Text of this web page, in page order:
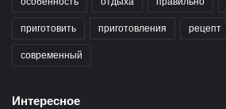
приготовить приготовления рецепт
современный
Интересное